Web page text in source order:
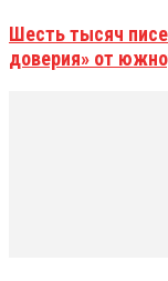
Шесть тысяч
доверия» от